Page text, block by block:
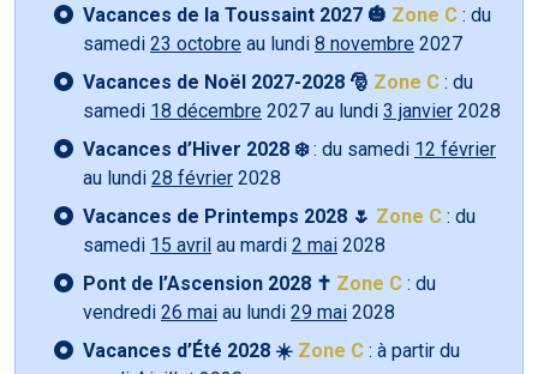
Vacances de la Toussaint 2027 🎃 Zone C : du
samedi 23 octobre au lundi 8 novembre 2027
Vacances de Noël 2027-2028 🎅 Zone C : du
samedi 18 décembre 2027 au lundi 3 janvier 2028
Vacances d’Hiver 2028 ❄️: du samedi 12 février
au lundi 28 février 2028
Vacances de Printemps 2028 🌷 Zone C : du
samedi 15 avril au mardi 2 mai 2028
Pont de l’Ascension 2028 ✝️ Zone C : du
vendredi 26 mai au lundi 29 mai 2028
Vacances d’Été 2028 ☀️ Zone C : à partir du